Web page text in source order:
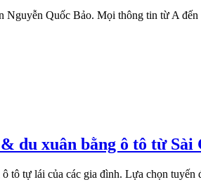
Nguyễn Quốc Bảo. Mọi thông tin từ A
du xuân bằng ô tô từ Sài
tô tự lái của các gia đình. Lựa chọn